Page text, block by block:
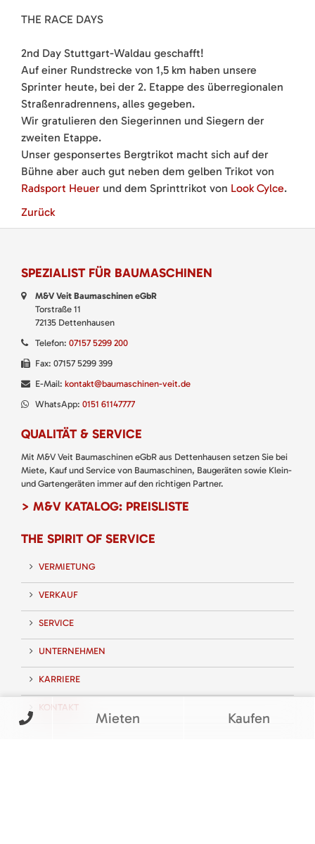
THE RACE DAYS
2nd Day Stuttgart-Waldau geschafft!
Auf einer Rundstrecke von 1,5 km haben unsere
Sprinter heute, bei der 2. Etappe des überregionalen
Straßenradrennens, alles gegeben.
Wir gratulieren den Siegerinnen und Siegern der
zweiten Etappe.
Unser gesponsertes Bergtrikot macht sich auf der
Bühne aber auch gut neben dem gelben Trikot von
Radsport Heuer und dem Sprinttrikot von Look Cylce.
Zurück
SPEZIALIST FÜR BAUMASCHINEN
M&V Veit Baumaschinen eGbR
Torstraße 11
72135 Dettenhausen
Telefon: 07157 5299 200
Fax: 07157 5299 399
E-Mail: kontakt@baumaschinen-veit.de
WhatsApp: 0151 61147777
QUALITÄT & SERVICE
Mit M&V Veit Baumaschinen eGbR aus Dettenhausen setzen Sie bei
Miete, Kauf und Service von Baumaschinen, Baugeräten sowie Klein-
und Gartengeräten immer auf den richtigen Partner.
> M&V KATALOG: PREISLISTE
THE SPIRIT OF SERVICE
VERMIETUNG
VERKAUF
SERVICE
UNTERNEHMEN
KARRIERE
KONTAKT
Mieten Kaufen